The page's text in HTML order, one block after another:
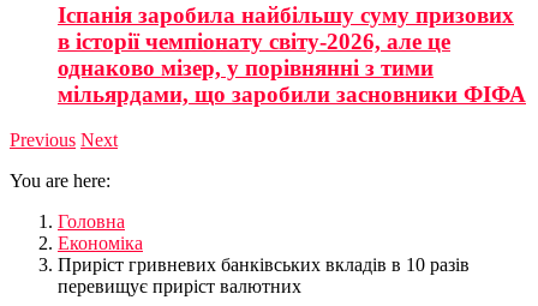
Іспанія заробила найбільшу суму призових
в історії чемпіонату світу-2026, але це
однаково мізер, у порівнянні з тими
мільярдами, що заробили засновники ФІФА
Previous Next
You are here:
Головна
Економіка
Приріст гривневих банківських вкладів в 10 разів
перевищує приріст валютних